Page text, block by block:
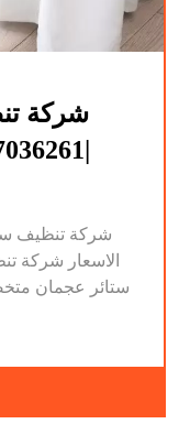
شركة
|0507036261|افضل الاسعار
الاسعار شركة
ستائر عجمان